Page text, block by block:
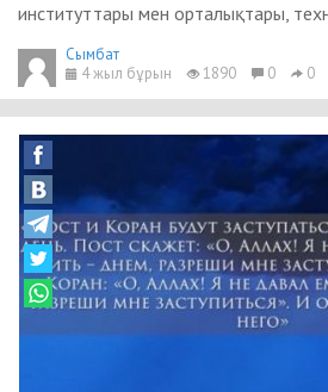
институттары мен орталықтары,
Сымбат
4 жыл бұрын
1890 0 0